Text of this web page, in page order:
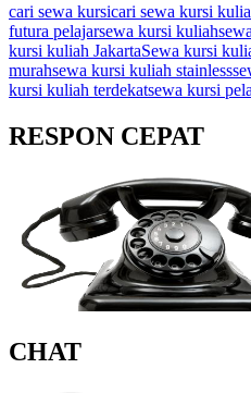
cari sewa kursicari sewa kursi
futura pelajarsewa kursi kuliah
kursi kuliah JakartaSewa kursi
murahsewa kursi kuliah stainless
kursi kuliah terdekatsewa kursi
RESPON CEPAT
CHAT